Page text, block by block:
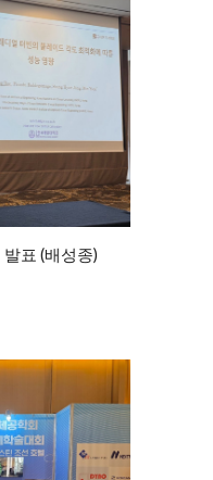
발표 (배성종)